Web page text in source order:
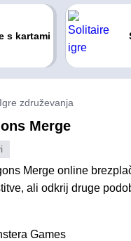
s kartami
Igre združevanja
Merge
Merge online
ali odkrij druge
Games